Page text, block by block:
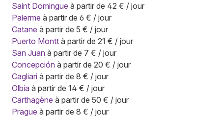
Saint Domingue à partir de 42 € / jour
Palerme à partir de 6 € / jour
Catane à partir de 5 € / jour
Puerto Montt à partir de 21 € / jour
San Juan à partir de 7 € / jour
Concepción à partir de 20 € / jour
Cagliari à partir de 8 € / jour
Olbia à partir de 14 € / jour
Carthagène à partir de 50 € / jour
Prague à partir de 8 € / jour